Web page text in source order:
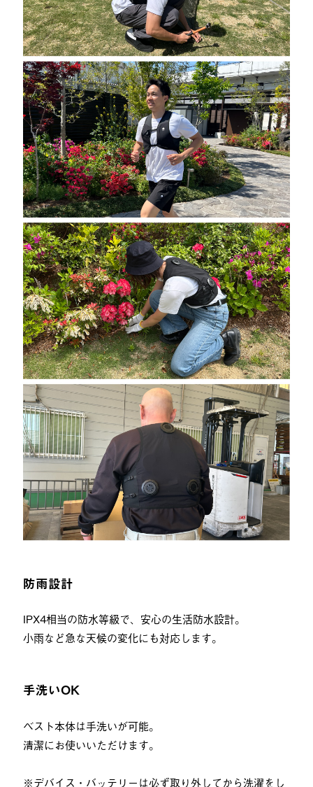
防雨設計
IPX4相当の防水等級で、安心の生活防水設計。
小雨など急な天候の変化にも対応します。
手洗いOK
ベスト本体は手洗いが可能。
清潔にお使いいただけます。
※デバイス・バッテリーは必ず取り外してから洗濯をし